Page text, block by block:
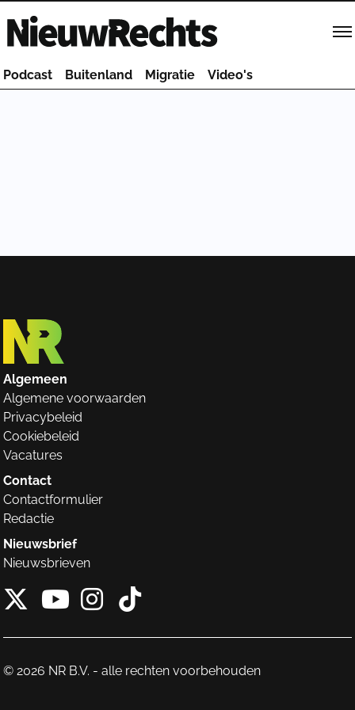
Homepage van NieuwRechts
Podcast Buitenland Migratie Video's
Algemeen
Algemene voorwaarden
Privacybeleid
Cookiebeleid
Vacatures
Contact
Contactformulier
Redactie
Nieuwsbrief
Nieuwsbrieven
X van NieuwRechts
Instagram van
Tiktok van
© 2026 NR B.V. - alle rechten voorbehouden